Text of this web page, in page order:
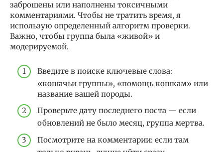
заброшены или наполнены токсичными
комментариями. Чтобы не тратить время, я
использую определенный алгоритм проверки.
Важно, чтобы группа была «живой» и
модерируемой.
Введите в поиске ключевые слова:
«кошачьи группы», «помощь кошкам» или
название вашей породы.
Проверьте дату последнего поста — если
обновлений не было месяц, группа мертва.
Посмотрите на комментарии: если там